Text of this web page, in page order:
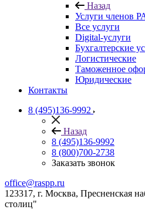
Назад
Услуги членов
Все услуги
Digital-услуги
Бухгалтерские
Логистические
Таможенное
Юридические
Контакты
8 (495)136-9992
Назад
8 (495)136-9992
8 (800)700-2738
Заказать звонок
office@raspp.ru
123317, г. Москва, Пресненская
столиц"